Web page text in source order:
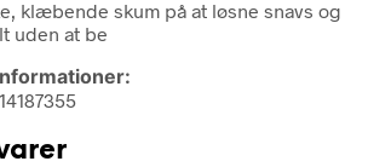
klæbende skum på at løsne snavs og
uden at be